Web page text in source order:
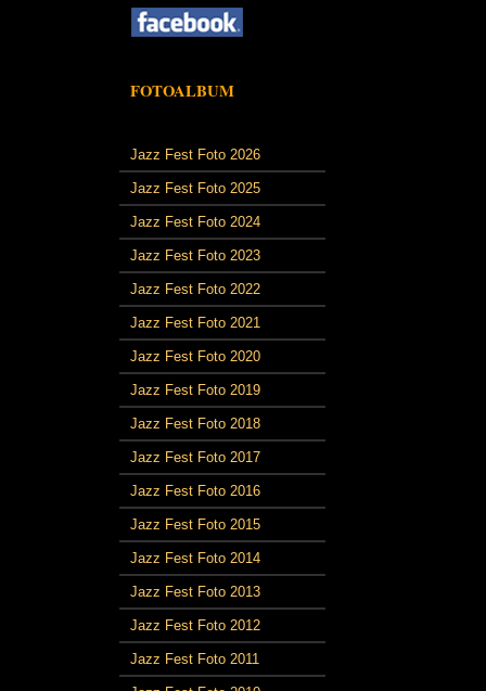
FOTOALBUM
Jazz Fest Foto 2026
Jazz Fest Foto 2025
Jazz Fest Foto 2024
Jazz Fest Foto 2023
Jazz Fest Foto 2022
Jazz Fest Foto 2021
Jazz Fest Foto 2020
Jazz Fest Foto 2019
Jazz Fest Foto 2018
Jazz Fest Foto 2017
Jazz Fest Foto 2016
Jazz Fest Foto 2015
Jazz Fest Foto 2014
Jazz Fest Foto 2013
Jazz Fest Foto 2012
Jazz Fest Foto 2011